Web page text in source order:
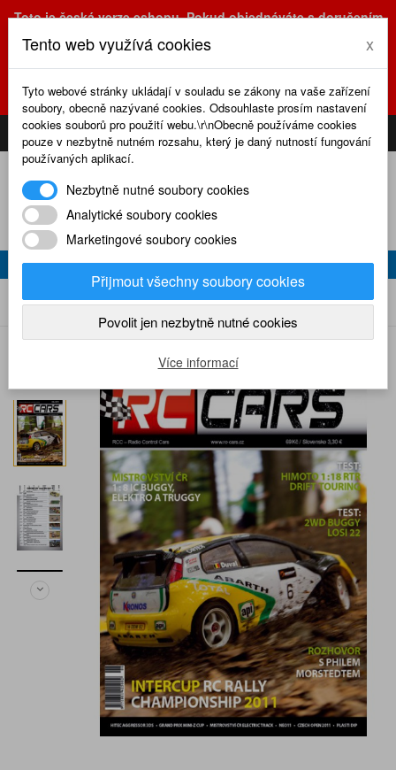
Toto je česká verze eshopu. Pokud objednáváte s doručením
(sk.eshop.rcrevue.cz - kliknutím na slovenskou vlajku)
POZOR ZMĚNA : výdejní místo a kancelář jsou nyní na adrese
Olšanská 3, Praha 3, tel. (+420) 222 723 388, 774 777 794.
CS
SK PŘIHLÁSIT KOŠÍK
RC CARS 6/2011
Home Naše časopisy RC cars 2011 RC cars 6/2011
Tento web využívá cookies x
Tyto webové stránky ukládají v souladu se zákony na vaše zařízení
soubory, obecně nazývané cookies. Odsouhlaste prosím nastavení
cookies souborů pro použití webu.\r\nObecně používáme cookies
pouze v nezbytně nutném rozsahu, který je daný nutností fungování
používaných aplikací.
Nezbytně nutné soubory cookies
Analytické soubory cookies
Marketingové soubory cookies
Přijmout všechny soubory cookies
Povolit jen nezbytně nutné cookies
Více informací